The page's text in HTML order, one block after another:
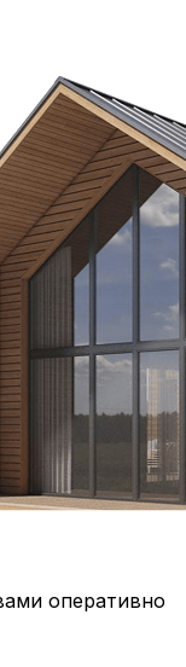
оперативно